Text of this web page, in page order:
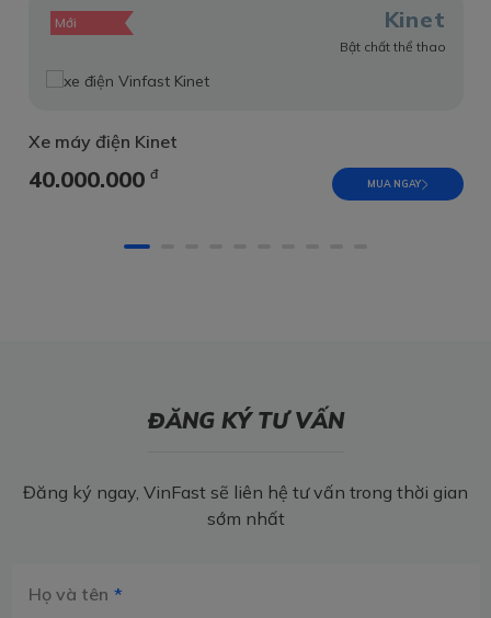
Mới Kinet
Bật chất thể thao
Xe máy điện Kinet
40.000.000 đ
MUA NGAY
ĐĂNG KÝ TƯ VẤN
Đăng ký ngay, VinFast sẽ liên hệ tư vấn trong thời gian
sớm nhất
Họ và tên